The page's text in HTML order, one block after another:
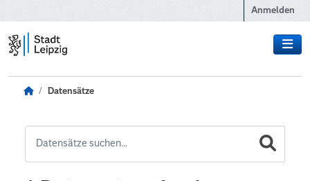
Anmelden
Datensätze